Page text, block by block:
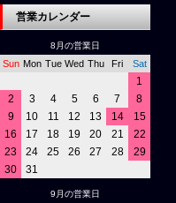
営業カレンダー
8月の営業日
Sun Mon Tue Wed Thu Fri Sat
1
2
3 4 5 6 7
8
9
10 11 12 13 14
15
16
17 18 19 20 21
22
23
24 25 26 27 28
29
30
31
9月の営業日